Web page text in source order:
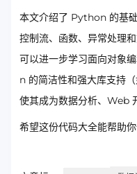
本文介绍了 Python 的基
控制流、函数、异常处理
可以进一步学习面向对象
n 的简洁性和强大库支持
使其成为数据分析、Web
希望这份代码大全能帮助